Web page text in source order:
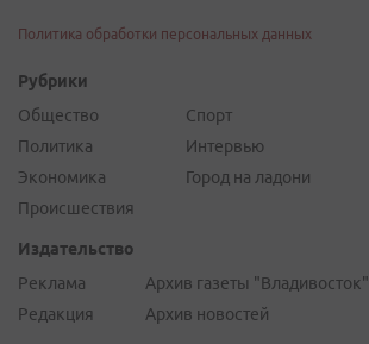
Политика обработки персональных данных
Рубрики
Общество
Политика
Экономика
Происшествия
Спорт
Интервью
Город на ладони
Издательство
Реклама
Редакция
Архив газеты "Владивосток"
Архив новостей